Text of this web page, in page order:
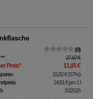
0
** 27,67 €
Preis* 11,85 €
15,82 €(57%)
14,81 €pro 1 l
10/2026